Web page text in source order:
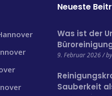
Neueste
Was ist der
9. Februar 2026 /
Sauberkeit